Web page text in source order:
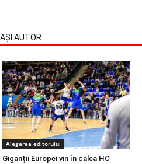
AUTOR
Alegerea editorului
Giganții Europei vin în calea HC